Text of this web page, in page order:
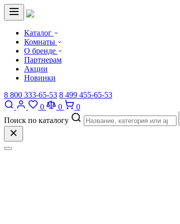
Каталог
Комнаты
О бренде
Партнерам
Акции
Новинки
8 800 333-65-53 8 499 455-65-53
0
0
0
Поиск по каталогу